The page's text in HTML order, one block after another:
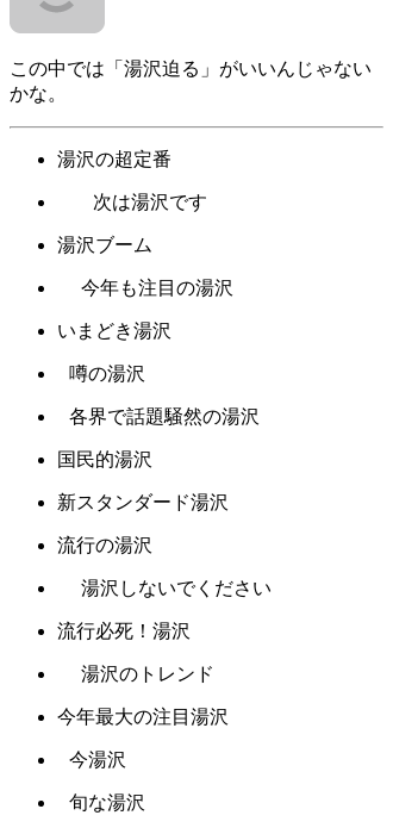
この中では「湯沢迫る」がいいんじゃない
かな。
湯沢の超定番
次は湯沢です
湯沢ブーム
今年も注目の湯沢
いまどき湯沢
噂の湯沢
各界で話題騒然の湯沢
国民的湯沢
新スタンダード湯沢
流行の湯沢
湯沢しないでください
流行必死！湯沢
湯沢のトレンド
今年最大の注目湯沢
今湯沢
旬な湯沢